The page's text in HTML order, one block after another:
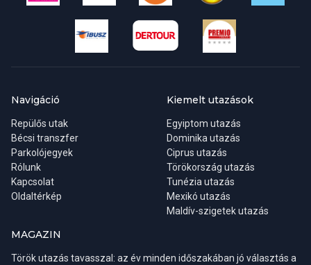
C/Ángel de Diego Roldán, 21 28016 Madrid,
Spanyolország
Misszióvezető:
Telefon:
- Munkaidőn belül +34-91-413-9850, +34-91-413-4137
- Munkaidőn túl, vészhelyzeti, ügyeleti számok
+36-80-36-80-36.
Navigáció
Repülős utak
Bécsi transzfer
Parkolójegyek
Rólunk
Kapcsolat
Oldaltérkép
Kiemelt utazások
Egyiptom utazás
Dominika utazás
Ciprus utazás
Törökország utazás
Tunézia utazás
Mexikó utazás
Maldív-szigetek utazás
MAGAZIN
Török utazás tavasszal: az év minden időszakában jó választás a